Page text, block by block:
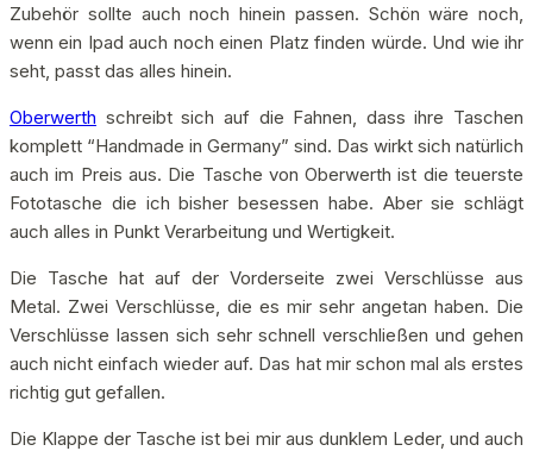
Zubehör sollte auch noch hinein passen. Schön wäre noch,
wenn ein Ipad auch noch einen Platz finden würde. Und wie ihr
seht, passt das alles hinein.
Oberwerth schreibt sich auf die Fahnen, dass ihre Taschen
komplett “Handmade in Germany” sind. Das wirkt sich natürlich
auch im Preis aus. Die Tasche von Oberwerth ist die teuerste
Fototasche die ich bisher besessen habe. Aber sie schlägt
auch alles in Punkt Verarbeitung und Wertigkeit.
Die Tasche hat auf der Vorderseite zwei Verschlüsse aus
Metal. Zwei Verschlüsse, die es mir sehr angetan haben. Die
Verschlüsse lassen sich sehr schnell verschließen und gehen
auch nicht einfach wieder auf. Das hat mir schon mal als erstes
richtig gut gefallen.
Die Klappe der Tasche ist bei mir aus dunklem Leder, und auch